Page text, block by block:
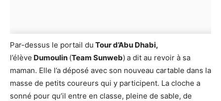
Par-dessus le portail du Tour d’Abu Dhabi,
l’élève Dumoulin (Team Sunweb) a dit au revoir à sa
maman. Elle l’a déposé avec son nouveau cartable dans la
masse de petits coureurs qui y participent. La cloche a
sonné pour qu’il entre en classe, pleine de sable, de